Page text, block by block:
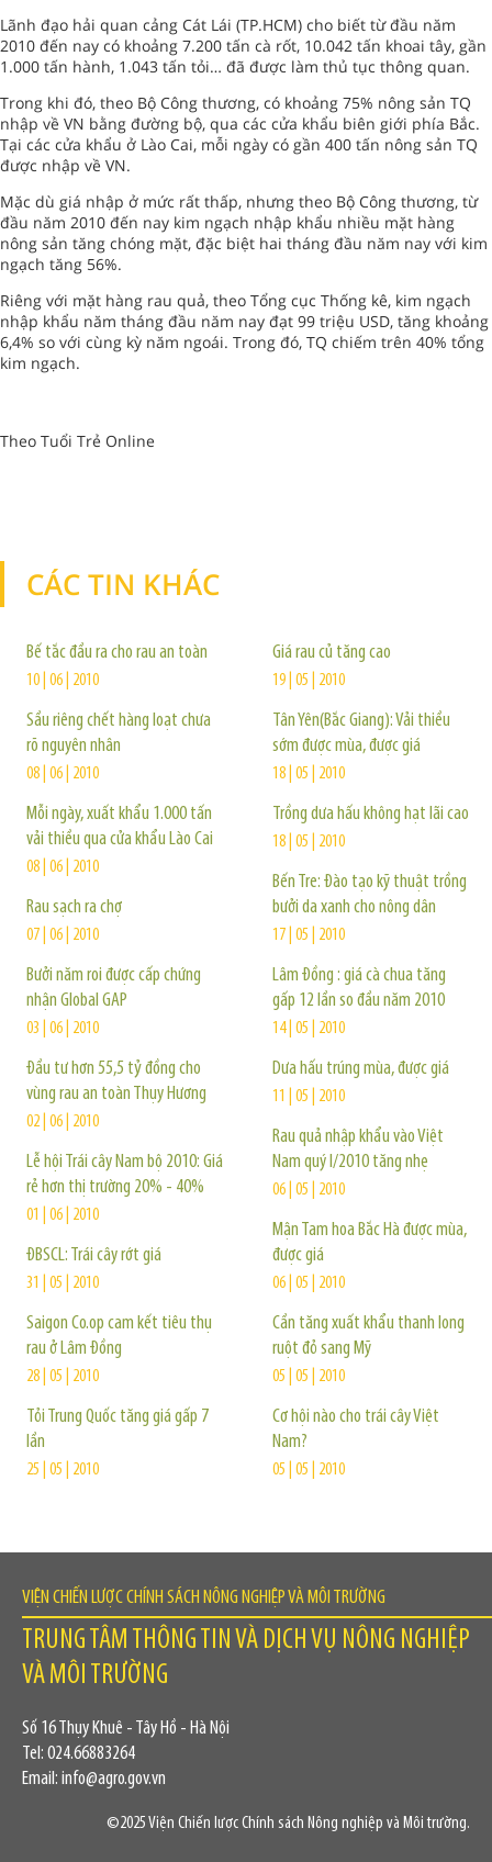
Lãnh đạo hải quan cảng Cát Lái (TP.HCM) cho biết từ đầu năm
2010 đến nay có khoảng 7.200 tấn cà rốt, 10.042 tấn khoai tây, gần
1.000 tấn hành, 1.043 tấn tỏi… đã được làm thủ tục thông quan.
Trong khi đó, theo Bộ Công thương, có khoảng 75% nông sản TQ
nhập về VN bằng đường bộ, qua các cửa khẩu biên giới phía Bắc.
Tại các cửa khẩu ở Lào Cai, mỗi ngày có gần 400 tấn nông sản TQ
được nhập về VN.
Mặc dù giá nhập ở mức rất thấp, nhưng theo Bộ Công thương, từ
đầu năm 2010 đến nay kim ngạch nhập khẩu nhiều mặt hàng
nông sản tăng chóng mặt, đặc biệt hai tháng đầu năm nay với kim
ngạch tăng 56%.
Riêng với mặt hàng rau quả, theo Tổng cục Thống kê, kim ngạch
nhập khẩu năm tháng đầu năm nay đạt 99 triệu USD, tăng khoảng
6,4% so với cùng kỳ năm ngoái. Trong đó, TQ chiếm trên 40% tổng
kim ngạch.
Theo Tuổi Trẻ Online
CÁC TIN KHÁC
Bế tắc đầu ra cho rau an toàn
10 | 06 | 2010
Sầu riêng chết hàng loạt chưa
rõ nguyên nhân
08 | 06 | 2010
Mỗi ngày, xuất khẩu 1.000 tấn
vải thiều qua cửa khẩu Lào Cai
08 | 06 | 2010
Rau sạch ra chợ
07 | 06 | 2010
Bưởi năm roi được cấp chứng
nhận Global GAP
03 | 06 | 2010
Đầu tư hơn 55,5 tỷ đồng cho
vùng rau an toàn Thụy Hương
02 | 06 | 2010
Lễ hội Trái cây Nam bộ 2010: Giá
rẻ hơn thị trường 20% - 40%
01 | 06 | 2010
ĐBSCL: Trái cây rớt giá
31 | 05 | 2010
Saigon Co.op cam kết tiêu thụ
rau ở Lâm Đồng
28 | 05 | 2010
Tỏi Trung Quốc tăng giá gấp 7
lần
25 | 05 | 2010
Giá rau củ tăng cao
19 | 05 | 2010
Tân Yên(Bắc Giang): Vải thiều
sớm được mùa, được giá
18 | 05 | 2010
Trồng dưa hấu không hạt lãi cao
18 | 05 | 2010
Bến Tre: Đào tạo kỹ thuật trồng
bưởi da xanh cho nông dân
17 | 05 | 2010
Lâm Đồng : giá cà chua tăng
gấp 12 lần so đầu năm 2010
14 | 05 | 2010
Dưa hấu trúng mùa, được giá
11 | 05 | 2010
Rau quả nhập khẩu vào Việt
Nam quý I/2010 tăng nhẹ
06 | 05 | 2010
Mận Tam hoa Bắc Hà được mùa,
được giá
06 | 05 | 2010
Cần tăng xuất khẩu thanh long
ruột đỏ sang Mỹ
05 | 05 | 2010
Cơ hội nào cho trái cây Việt
Nam?
05 | 05 | 2010
VIỆN CHIẾN LƯỢC CHÍNH SÁCH NÔNG NGHIỆP VÀ MÔI TRƯỜNG
TRUNG TÂM THÔNG TIN VÀ DỊCH VỤ NÔNG NGHIỆP
VÀ MÔI TRƯỜNG
Số 16 Thụy Khuê - Tây Hồ - Hà Nội
Tel: 024.66883264
Email: info@agro.gov.vn
©2025 Viện Chiến lược Chính sách Nông nghiệp và Môi trường.